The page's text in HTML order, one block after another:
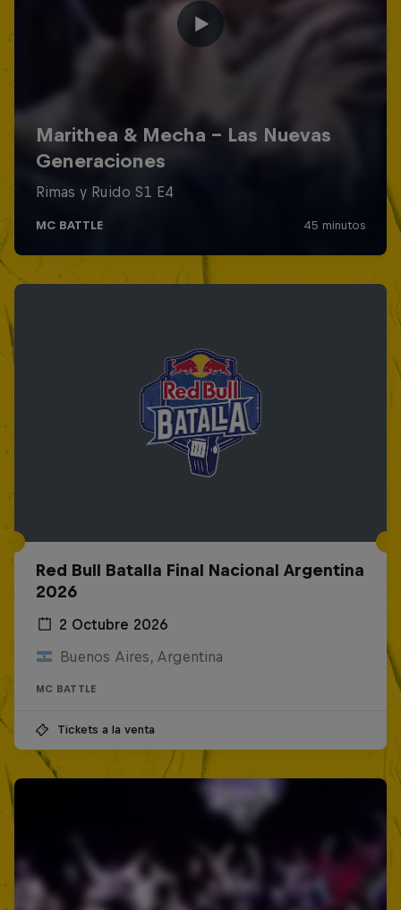
Red Bull Batalla Final Nacional Argentina
2026
2 Octubre 2026
Buenos Aires, Argentina
MC BATTLE
Tickets a la venta